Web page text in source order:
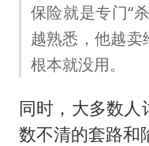
保险就是专门“
越熟悉，他越卖
根本就没用。
同时，大多数
数不清的套路和